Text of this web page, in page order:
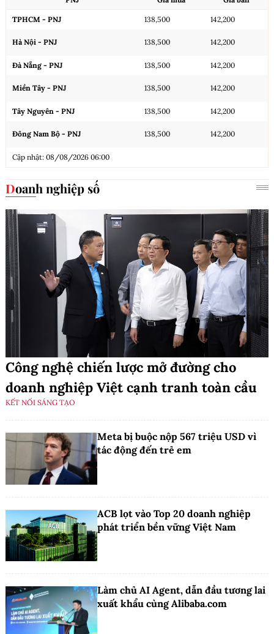
TPHCM - PNJ 138,500 142,200
Hà Nội - PNJ 138,500 142,200
Đà Nẵng - PNJ 138,500 142,200
Miền Tây - PNJ 138,500 142,200
Tây Nguyên - PNJ 138,500 142,200
Đông Nam Bộ - PNJ 138,500 142,200
Cập nhật: 08/08/2026 06:00
Doanh nghiệp số
Công nghệ chiến lược mở đường cho
doanh nghiệp Việt cạnh tranh toàn cầu
KẾT NỐI SÁNG TẠO
Meta bị buộc nộp 567 triệu USD vì
tác động đến trẻ em
ACB lọt vào Top 20 doanh nghiệp
phát triển bền vững Việt Nam
Làm chủ AI Agent, dẫn đầu tương lai
xuất khẩu cùng Alibaba.com